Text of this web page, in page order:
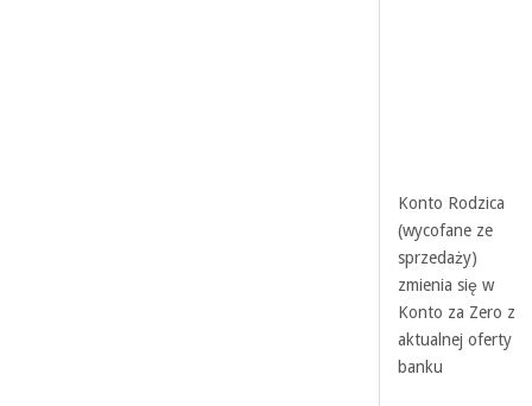
Konto Rodzica
(wycofane ze
sprzedaży)
zmienia się w
Konto za Zero z
aktualnej oferty
banku